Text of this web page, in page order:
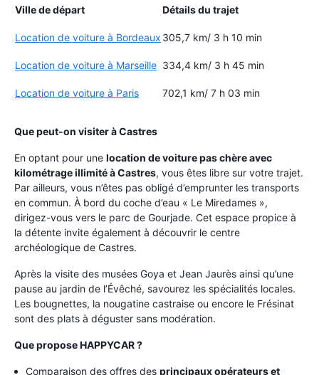
Ville de départ Détails du trajet
Location de voiture à Bordeaux 305,7 km/ 3 h 10 min
Location de voiture à Marseille 334,4 km/ 3 h 45 min
Location de voiture à Paris 702,1 km/ 7 h 03 min
Que peut-on visiter à Castres
En optant pour une location de voiture pas chère avec
kilométrage illimité à Castres, vous êtes libre sur votre trajet.
Par ailleurs, vous n’êtes pas obligé d’emprunter les transports
en commun. À bord du coche d’eau « Le Miredames »,
dirigez-vous vers le parc de Gourjade. Cet espace propice à
la détente invite également à découvrir le centre
archéologique de Castres.
Après la visite des musées Goya et Jean Jaurès ainsi qu’une
pause au jardin de l’Évêché, savourez les spécialités locales.
Les bougnettes, la nougatine castraise ou encore le Frésinat
sont des plats à déguster sans modération.
Que propose HAPPYCAR ?
Comparaison des offres des principaux opérateurs et